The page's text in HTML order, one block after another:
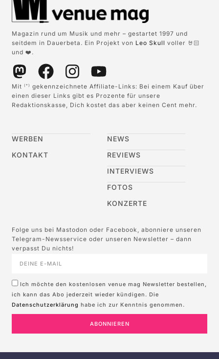
Magazin rund um Musik und mehr – gestartet 1997 und
seitdem in Dauerbeta. Ein Projekt von Leo Skull voller 🤘🏻
und ❤️.
Mit (*)
gekennzeichnete Affiliate-Links: Bei einem Kauf über
einen dieser Links gibt es Prozente für unsere
Redaktionskasse, Dich kostet das aber keinen Cent mehr.
WERBEN
KONTAKT
NEWS
REVIEWS
INTERVIEWS
FOTOS
KONZERTE
Folge uns bei Mastodon oder Facebook, abonniere unseren
Telegram-Newsservice oder unseren Newsletter – dann
verpasst Du nichts!
Ich möchte den kostenlosen venue mag Newsletter bestellen,
ich kann das Abo jederzeit wieder kündigen. Die
Datenschutzerklärung habe ich zur Kenntnis genommen.
ABONNIEREN